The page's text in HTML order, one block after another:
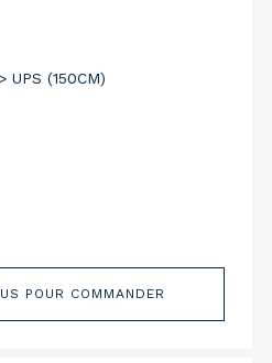
UPS (150CM)
POUR COMMANDER